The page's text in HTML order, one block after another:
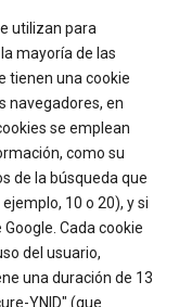
utilizan para
mayoría de las
tienen una cookie
navegadores, en
se emplean
como su
de la búsqueda que
10 o 20), y si
Cada cookie
del usuario,
una duración de 13
YNID" (que